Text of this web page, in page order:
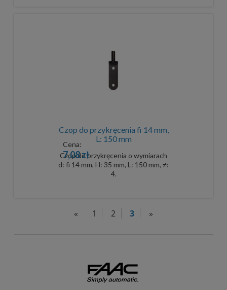
Czop do przykręcenia fi 14 mm,
L: 150 mm
Czop do przykręcenia o wymiarach
d: fi 14 mm, H: 35 mm, L: 150 mm, ≠:
4.
Cena:
7,08 zł
« 1 2 3 »